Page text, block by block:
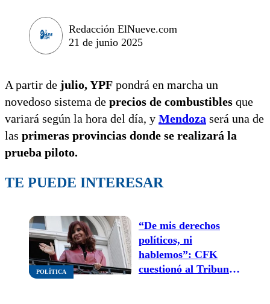
Redacción ElNueve.com
21 de junio 2025
A partir de julio, YPF pondrá en marcha un
novedoso sistema de precios de combustibles que
variará según la hora del día, y Mendoza será una de
las primeras provincias donde se realizará la
prueba piloto.
TE PUEDE INTERESAR
POLÍTICA
“De mis derechos
políticos, ni
hablemos”: CFK
cuestionó al Tribunal